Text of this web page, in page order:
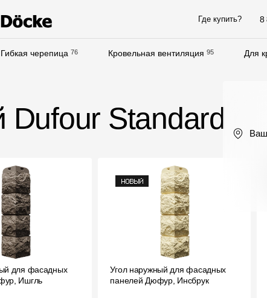
8
Где купить?
Гибкая черепица 76 Кровельная вентиляция 95 Для
по монтажу
Рекламные материалы
Сертификаты
Гарантии
Чертежи
Текстуры
объектов
Контакты
Отправка
B2B
Standard
для фасадных
Ишгль
Угол наружный для фасадных
панелей Дюфур, Инсбрук
Ваш